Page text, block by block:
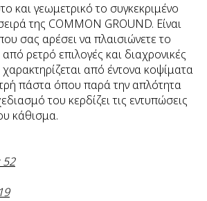
και γεωμετρικό το συγκεκριμένο
της COMMON GROUND. Είναι
σας αρέσει να πλαισιώνετε το
ρετρό επιλογές και διαχρονικές
από έντονα κοψίματα
πάστα όπου παρά την απλότητα
του κερδίζει τις εντυπώσεις
κάθισμα.
52